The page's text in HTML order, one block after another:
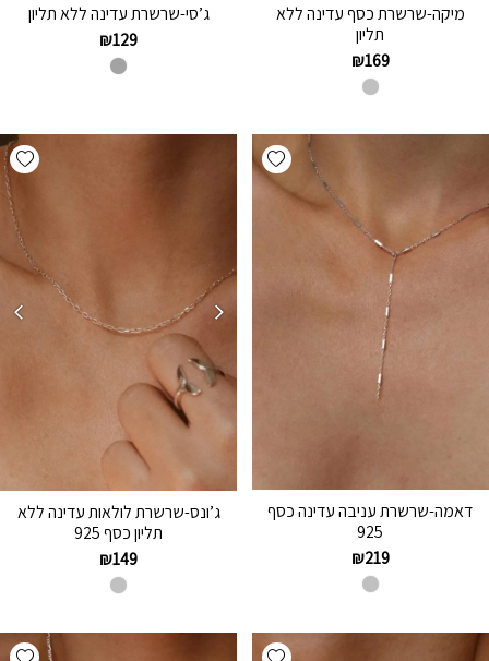
מיקה-שרשרת כסף עדינה ללא
תליון
₪169
ג’סי-שרשרת עדינה ללא תליון
₪129
Add wishlist
דאמה-שרשרת עניבה עדינה כסף
925
₪219
ג’ונס-שרשרת לולאות עדינה ללא
תליון כסף 925
₪149
Add wishlist